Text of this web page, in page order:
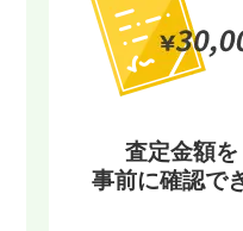
査定金額を
事前に確認で